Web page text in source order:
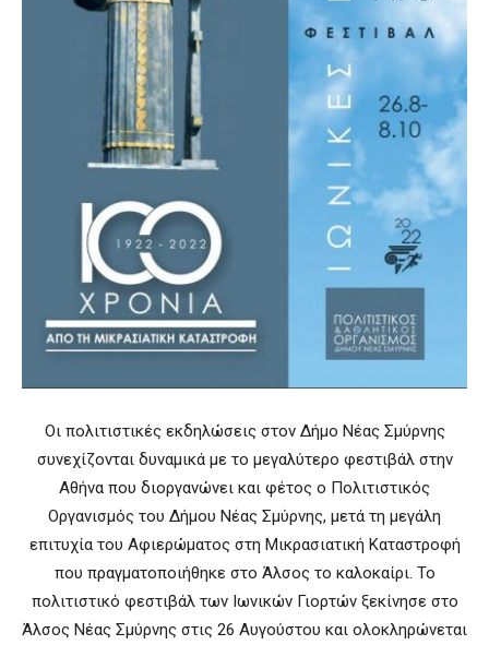
Οι πολιτιστικές εκδηλώσεις στον Δήμο Νέας Σμύρνης
συνεχίζονται δυναμικά με το μεγαλύτερο φεστιβάλ στην
Αθήνα που διοργανώνει και φέτος ο Πολιτιστικός
Οργανισμός του Δήμου Νέας Σμύρνης, μετά τη μεγάλη
επιτυχία του Αφιερώματος στη Μικρασιατική Καταστροφή
που πραγματοποιήθηκε στο Άλσος το καλοκαίρι. Το
πολιτιστικό φεστιβάλ των Ιωνικών Γιορτών ξεκίνησε στο
Άλσος Νέας Σμύρνης στις 26 Αυγούστου και ολοκληρώνεται